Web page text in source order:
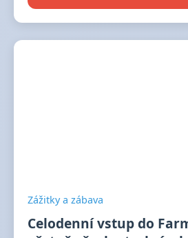
Zážitky a zábava
Celodenní vstup do